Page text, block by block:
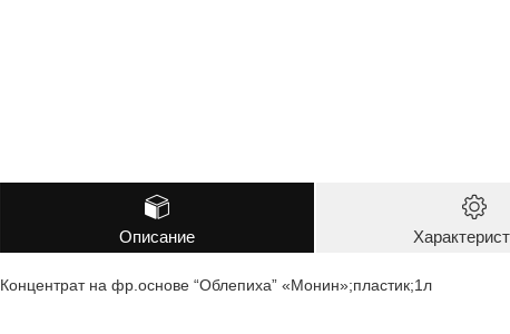
Описание
Концентрат на фр.основе “Облепиха” «Монин»;пластик;1л